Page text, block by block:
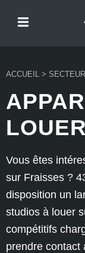
ACCUEIL >
Vous êtes
sur Fraisses ?
disposition un
studios à louer
compétitifs
prendre contact